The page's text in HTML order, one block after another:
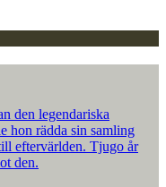
den legendariska
hon rädda sin samling
eftervärlden. Tjugo år
den.